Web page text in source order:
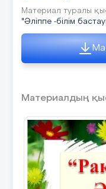
Материал туралы
"Әліппе -білім
Материалдың